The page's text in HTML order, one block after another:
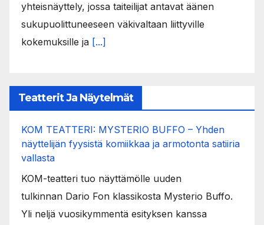
yhteisnäyttely, jossa taiteilijat antavat äänen
sukupuolittuneeseen väkivaltaan liittyville
kokemuksille ja [...]
Teatterit Ja Näytelmät
KOM TEATTERI: MYSTERIO BUFFO – Yhden
näyttelijän fyysistä komiikkaa ja armotonta satiiria
vallasta
KOM-teatteri tuo näyttämölle uuden
tulkinnan Dario Fon klassikosta Mysterio Buffo.
Yli neljä vuosikymmentä esityksen kanssa